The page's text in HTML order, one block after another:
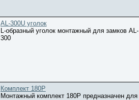
AL-300U уголок
L-образный уголок монтажный для замков AL-
300
Комплект 180P
Монтажный комплект 180Р предназначен для